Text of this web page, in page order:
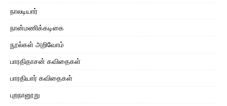
நாலடியார்
நான்மணிக்கடிகை
நூல்கள் அறிவோம்
பாரதிதாசன் கவிதைகள்
பாரதியார் கவிதைகள்
புறநானூறு